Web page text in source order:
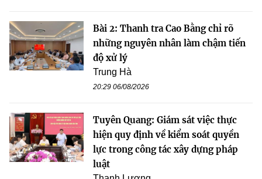
Bài 2: Thanh tra Cao Bằng chỉ rõ
những nguyên nhân làm chậm tiến
độ xử lý
Trung Hà
20:29 06/08/2026
Tuyên Quang: Giám sát việc thực
hiện quy định về kiểm soát quyền
lực trong công tác xây dựng pháp
luật